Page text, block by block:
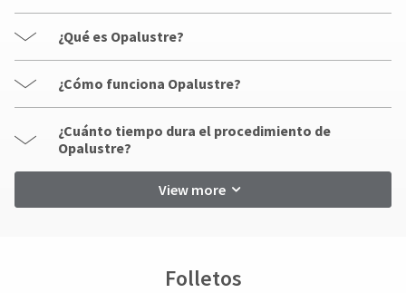
¿Qué es Opalustre?
¿Cómo funciona Opalustre?
¿Cuánto tiempo dura el procedimiento de
Opalustre?
View more
Folletos